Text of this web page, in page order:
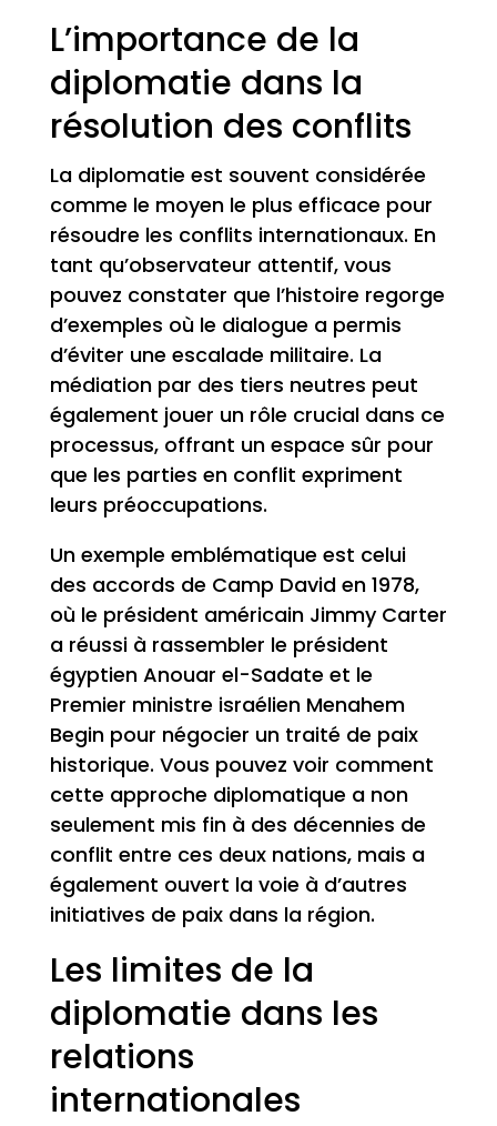
L’importance de la
diplomatie dans la
résolution des conflits
La diplomatie est souvent considérée
comme le moyen le plus efficace pour
résoudre les conflits internationaux. En
tant qu’observateur attentif, vous
pouvez constater que l’histoire regorge
d’exemples où le dialogue a permis
d’éviter une escalade militaire. La
médiation par des tiers neutres peut
également jouer un rôle crucial dans ce
processus, offrant un espace sûr pour
que les parties en conflit expriment
leurs préoccupations.
Un exemple emblématique est celui
des accords de Camp David en 1978,
où le président américain Jimmy Carter
a réussi à rassembler le président
égyptien Anouar el-Sadate et le
Premier ministre israélien Menahem
Begin pour négocier un traité de paix
historique. Vous pouvez voir comment
cette approche diplomatique a non
seulement mis fin à des décennies de
conflit entre ces deux nations, mais a
également ouvert la voie à d’autres
initiatives de paix dans la région.
Les limites de la
diplomatie dans les
relations
internationales